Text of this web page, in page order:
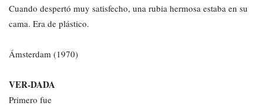
Cuando despertó muy satisfecho, una rubia hermosa estaba en su
cama. Era de plástico.
Ámsterdam (1970)
VER-DADA
Primero fue